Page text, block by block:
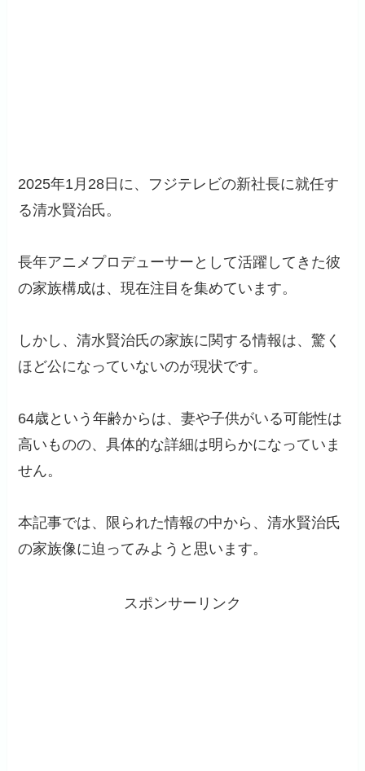
2025年1月28日に、フジテレビの新社長に就任す
る清水賢治氏。
長年アニメプロデューサーとして活躍してきた彼
の家族構成は、現在注目を集めています。
しかし、清水賢治氏の家族に関する情報は、驚く
ほど公になっていないのが現状です。
64歳という年齢からは、妻や子供がいる可能性は
高いものの、具体的な詳細は明らかになっていま
せん。
本記事では、限られた情報の中から、清水賢治氏
の家族像に迫ってみようと思います。
スポンサーリンク